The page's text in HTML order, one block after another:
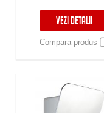
VEZI DETALII
Compara produs